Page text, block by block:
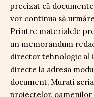
precizat că
vor continua să
Printre materialele
un memorandum
director tehnologic al
directe la adresa
document, Murati
proiectelor, oamenilor